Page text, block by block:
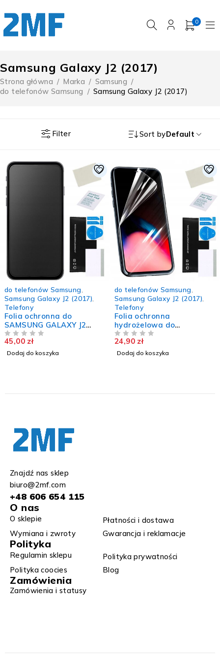
0
Samsung Galaxy J2 (2017)
Strona główna / Marka / Samsung /
do telefonów Samsung / Samsung Galaxy J2 (2017)
Filter Sort byDefault
do telefonów Samsung
Samsung Galaxy J2 (2017)
Telefony
Folia ochronna do
SAMSUNG GALAXY J2
2017 matowa na ekran
hydrożelowa mocna
45,00 zł
Dodaj do koszyka
do telefonów Samsung
Samsung Galaxy J2 (2017)
Telefony
Folia ochronna
hydrożelowa do
SAMSUNG GALAXY J2
2017 na ekran trwała TPU
24,90 zł
Dodaj do koszyka
Znajdź nas sklep
biuro@2mf.com
+48 606 654 115
O nas
O sklepie
Płatności i dostawa
Wymiana i zwroty​
Gwarancja i reklamacje​​
Polityka
Regulamin sklepu​
Polityka prywatności
Polityka coocies
Blog
Zamówienia
Zamówienia i statusy